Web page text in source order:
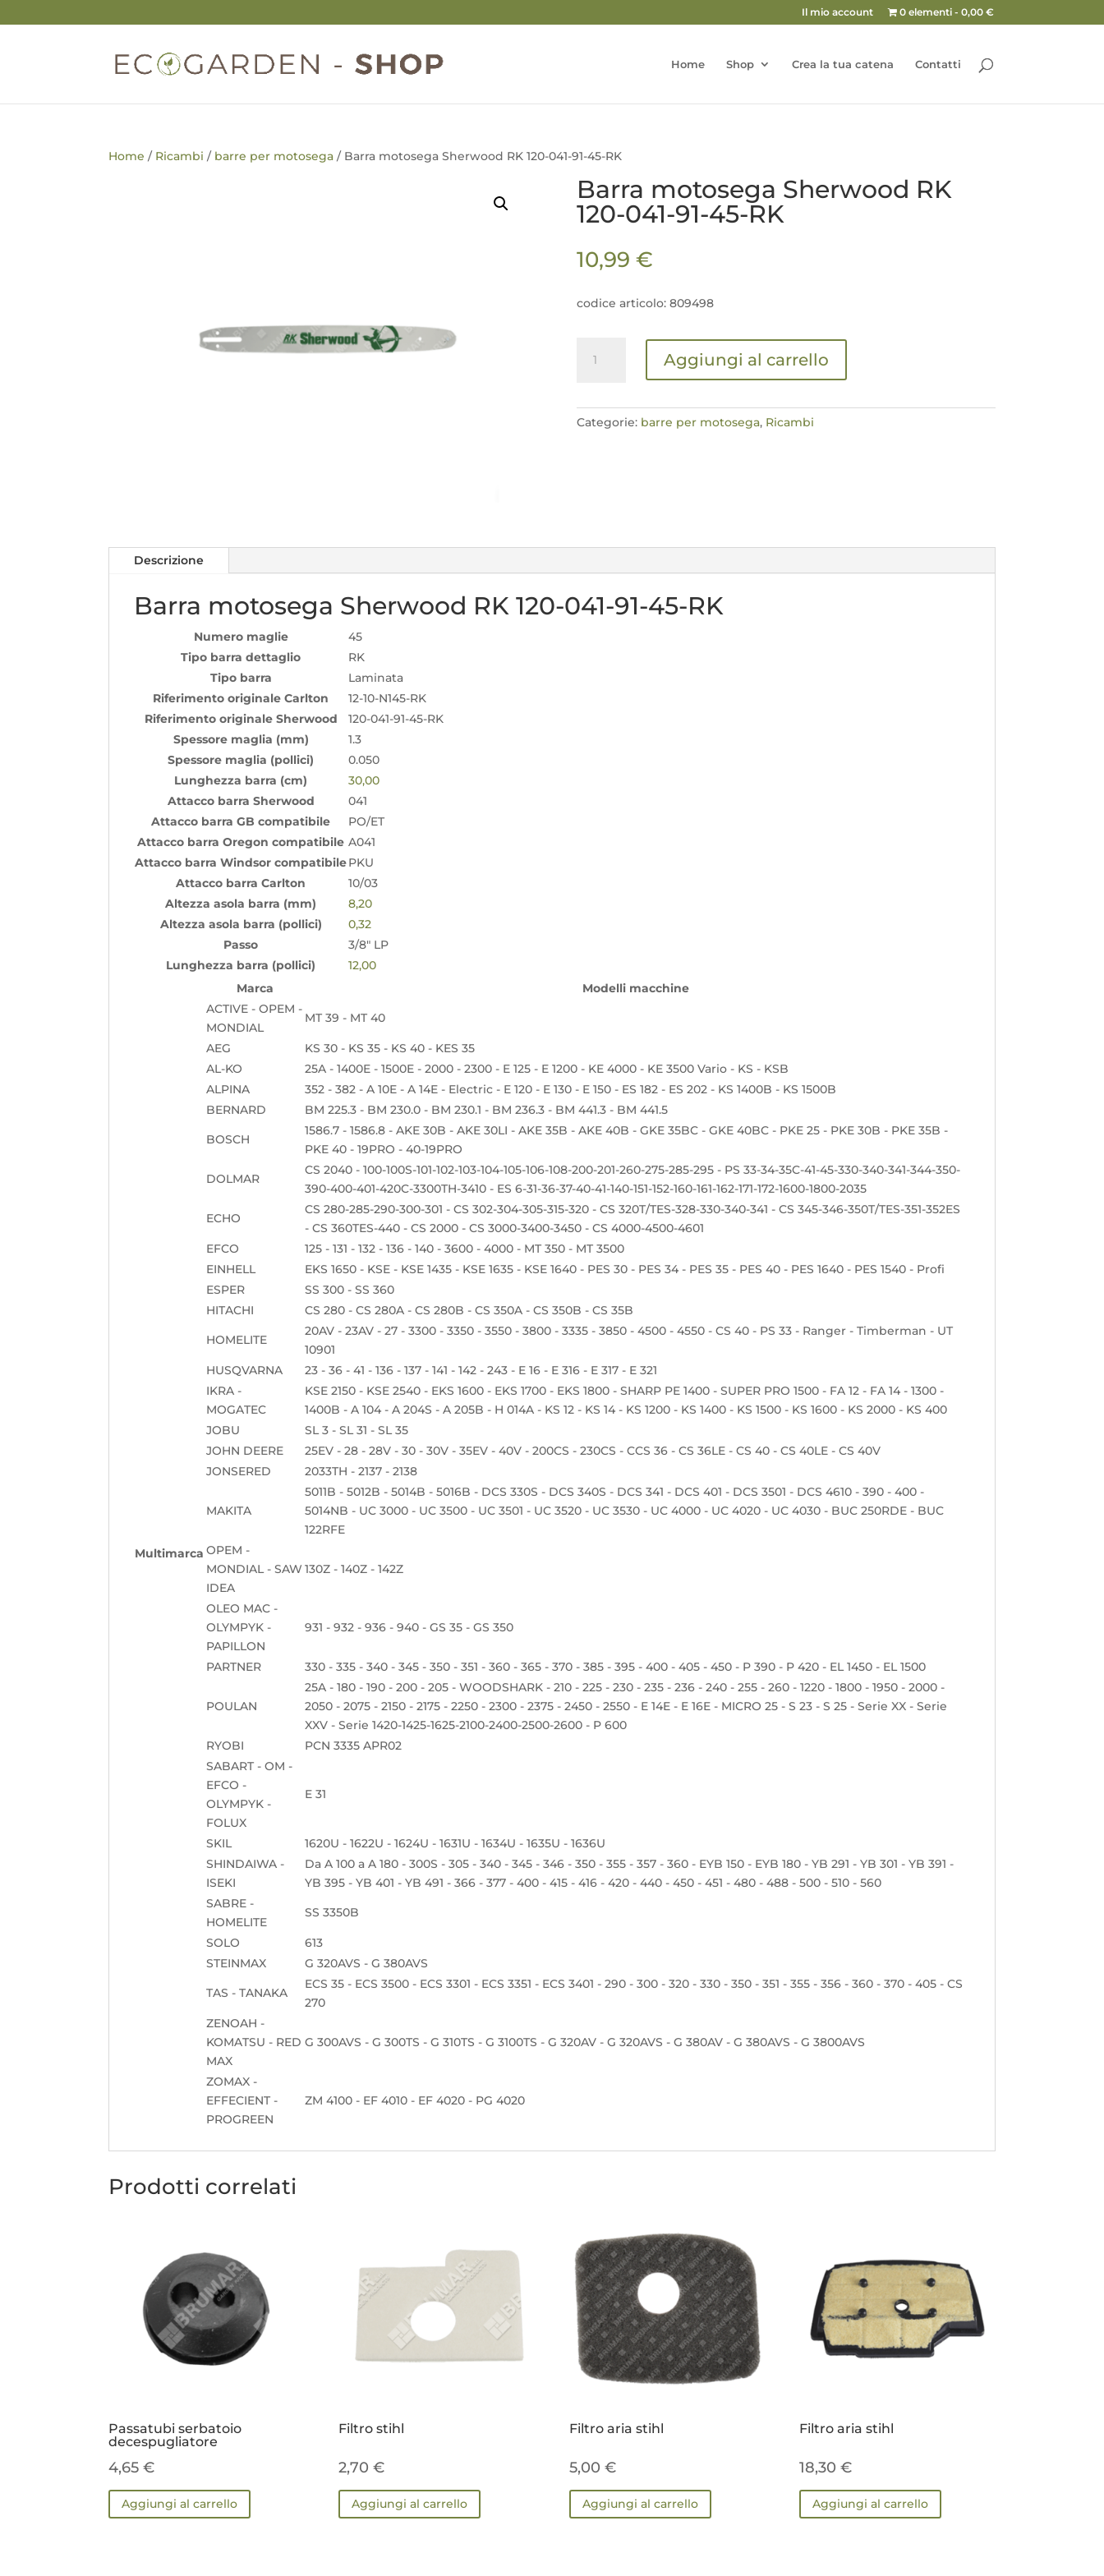
Il mio account 0 elementi 0,00 €
Home Shop Crea la tua catena Contatti
Home / Ricambi / barre per motosega / Barra motosega Sherwood RK 120-041-91-45-RK
Barra motosega Sherwood RK
120-041-91-45-RK
10,99 €
codice articolo: 809498
motosega
120-
Aggiungi al carrello
Categorie: barre per motosega, Ricambi
Descrizione
Barra motosega Sherwood RK 120-041-91-45-RK
Numero maglie
45
Tipo barra dettaglio
RK
Tipo barra
Laminata
Riferimento originale Carlton
12-10-N145-RK
Riferimento originale Sherwood
120-041-91-45-RK
Spessore maglia (mm)
1.3
Spessore maglia (pollici)
0.050
Lunghezza barra (cm)
30,00
Attacco barra Sherwood
041
Attacco barra GB compatibile
PO/ET
Attacco barra Oregon compatibile A041
Attacco barra Windsor compatibilePKU
Attacco barra Carlton
10/03
Altezza asola barra (mm)
8,20
Altezza asola barra (pollici)
0,32
Passo
3/8" LP
Lunghezza barra (pollici)
12,00
Multimarca
Marca
Modelli macchine
ACTIVE - OPEM -
MONDIAL
MT 39 - MT 40
AEG
KS 30 - KS 35 - KS 40 - KES 35
AL-KO
25A - 1400E - 1500E - 2000 - 2300 - E 125 - E 1200 - KE 4000 - KE 3500 Vario - KS - KSB
ALPINA
352 - 382 - A 10E - A 14E - Electric - E 120 - E 130 - E 150 - ES 182 - ES 202 - KS 1400B - KS 1500B
BERNARD
BM 225.3 - BM 230.0 - BM 230.1 - BM 236.3 - BM 441.3 - BM 441.5
BOSCH
1586.7 - 1586.8 - AKE 30B - AKE 30LI - AKE 35B - AKE 40B - GKE 35BC - GKE 40BC - PKE 25 - PKE 30B - PKE 35B -
PKE 40 - 19PRO - 40-19PRO
DOLMAR
CS 2040 - 100-100S-101-102-103-104-105-106-108-200-201-260-275-285-295 - PS 33-34-35C-41-45-330-340-341-344-350-
390-400-401-420C-3300TH-3410 - ES 6-31-36-37-40-41-140-151-152-160-161-162-171-172-1600-1800-2035
ECHO
CS 280-285-290-300-301 - CS 302-304-305-315-320 - CS 320T/TES-328-330-340-341 - CS 345-346-350T/TES-351-352ES
- CS 360TES-440 - CS 2000 - CS 3000-3400-3450 - CS 4000-4500-4601
EFCO
125 - 131 - 132 - 136 - 140 - 3600 - 4000 - MT 350 - MT 3500
EINHELL
EKS 1650 - KSE - KSE 1435 - KSE 1635 - KSE 1640 - PES 30 - PES 34 - PES 35 - PES 40 - PES 1640 - PES 1540 - Profi
ESPER
SS 300 - SS 360
HITACHI
CS 280 - CS 280A - CS 280B - CS 350A - CS 350B - CS 35B
HOMELITE
20AV - 23AV - 27 - 3300 - 3350 - 3550 - 3800 - 3335 - 3850 - 4500 - 4550 - CS 40 - PS 33 - Ranger - Timberman - UT
10901
HUSQVARNA
23 - 36 - 41 - 136 - 137 - 141 - 142 - 243 - E 16 - E 316 - E 317 - E 321
IKRA -
MOGATEC
KSE 2150 - KSE 2540 - EKS 1600 - EKS 1700 - EKS 1800 - SHARP PE 1400 - SUPER PRO 1500 - FA 12 - FA 14 - 1300 -
1400B - A 104 - A 204S - A 205B - H 014A - KS 12 - KS 14 - KS 1200 - KS 1400 - KS 1500 - KS 1600 - KS 2000 - KS 400
JOBU
SL 3 - SL 31 - SL 35
JOHN DEERE
25EV - 28 - 28V - 30 - 30V - 35EV - 40V - 200CS - 230CS - CCS 36 - CS 36LE - CS 40 - CS 40LE - CS 40V
JONSERED
2033TH - 2137 - 2138
MAKITA
5011B - 5012B - 5014B - 5016B - DCS 330S - DCS 340S - DCS 341 - DCS 401 - DCS 3501 - DCS 4610 - 390 - 400 -
5014NB - UC 3000 - UC 3500 - UC 3501 - UC 3520 - UC 3530 - UC 4000 - UC 4020 - UC 4030 - BUC 250RDE - BUC
122RFE
OPEM -
MONDIAL - SAW
IDEA
130Z - 140Z - 142Z
OLEO MAC -
OLYMPYK -
PAPILLON
931 - 932 - 936 - 940 - GS 35 - GS 350
PARTNER 330 - 335 - 340 - 345 - 350 - 351 - 360 - 365 - 370 - 385 - 395 - 400 - 405 - 450 - P 390 - P 420 - EL 1450 - EL 1500
POULAN
25A - 180 - 190 - 200 - 205 - WOODSHARK - 210 - 225 - 230 - 235 - 236 - 240 - 255 - 260 - 1220 - 1800 - 1950 - 2000 -
2050 - 2075 - 2150 - 2175 - 2250 - 2300 - 2375 - 2450 - 2550 - E 14E - E 16E - MICRO 25 - S 23 - S 25 - Serie XX - Serie
XXV - Serie 1420-1425-1625-2100-2400-2500-2600 - P 600
RYOBI
PCN 3335 APR02
SABART - OM -
EFCO -
OLYMPYK -
FOLUX
E 31
SKIL
1620U - 1622U - 1624U - 1631U - 1634U - 1635U - 1636U
SHINDAIWA -
ISEKI
Da A 100 a A 180 - 300S - 305 - 340 - 345 - 346 - 350 - 355 - 357 - 360 - EYB 150 - EYB 180 - YB 291 - YB 301 - YB 391 -
YB 395 - YB 401 - YB 491 - 366 - 377 - 400 - 415 - 416 - 420 - 440 - 450 - 451 - 480 - 488 - 500 - 510 - 560
SABRE -
HOMELITE
SS 3350B
SOLO
613
STEINMAX
G 320AVS - G 380AVS
TAS - TANAKA
ECS 35 - ECS 3500 - ECS 3301 - ECS 3351 - ECS 3401 - 290 - 300 - 320 - 330 - 350 - 351 - 355 - 356 - 360 - 370 - 405 - CS
270
ZENOAH -
KOMATSU - RED
MAX
G 300AVS - G 300TS - G 310TS - G 3100TS - G 320AV - G 320AVS - G 380AV - G 380AVS - G 3800AVS
ZOMAX -
EFFECIENT -
PROGREEN
ZM 4100 - EF 4010 - EF 4020 - PG 4020
Prodotti correlati
Passatubi serbatoio
decespugliatore
4,65 €
Aggiungi al carrello
Filtro stihl
2,70€
Aggiungi al carrello
Filtro aria stihl
5,00 €
Aggiungi al carrello
Filtro aria stihl
18,30 €
Aggiungi al carrello